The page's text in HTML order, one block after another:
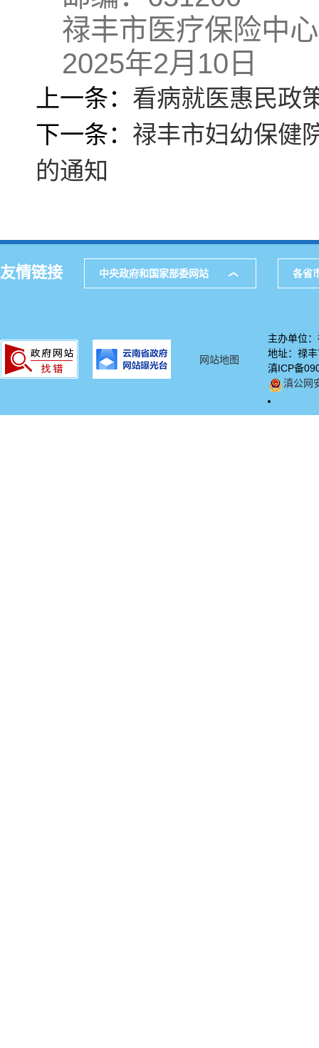
禄丰市医疗保险中心
2025年2月10日
上一条： 看病就医惠民政
下一条： 禄丰市妇幼保健
的通知
友情链接 中央政府和国家部委网站 各省
网站地图
主办单位
地址：禄
滇ICP备
滇公网